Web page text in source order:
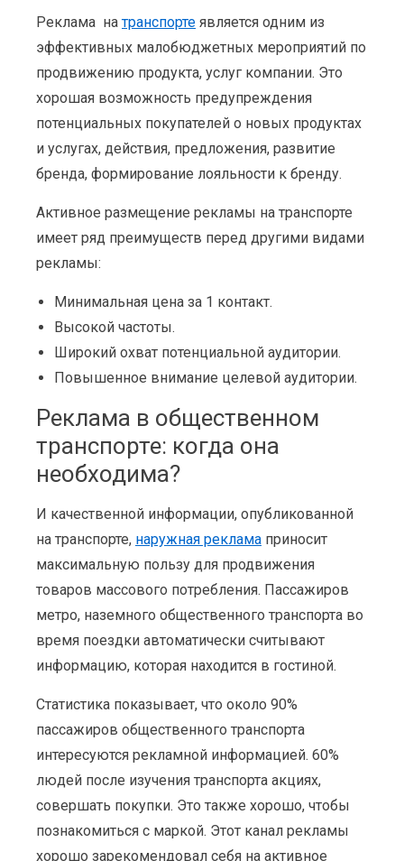
Реклама натранспорте является одним из
эффективных малобюджетных мероприятий по
продвижению продукта, услуг компании. Это
хорошая возможность предупреждения
потенциальных покупателей о новых продуктах
и услугах, действия, предложения, развитие
бренда, формирование лояльности к бренду.
Активное размещение рекламы на транспорте
имеет ряд преимуществ перед другими видами
рекламы:
Минимальная цена за 1 контакт.
Высокой частоты.
Широкий охват потенциальной аудитории.
Повышенное внимание целевой аудитории.
Реклама в общественном
транспорте: когда она
необходима?
И качественной информации, опубликованной
на транспорте, наружная реклама приносит
максимальную пользу для продвижения
товаров массового потребления. Пассажиров
метро, наземного общественного транспорта во
время поездки автоматически считывают
информацию, которая находится в гостиной.
Статистика показывает, что около 90%
пассажиров общественного транспорта
интересуются рекламной информацией. 60%
людей после изучения транспорта акциях,
совершать покупки. Это также хорошо, чтобы
познакомиться с маркой. Этот канал рекламы
хорошо зарекомендовал себя на активное